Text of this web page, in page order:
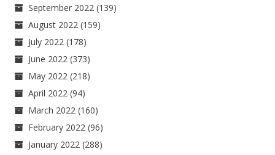
September 2022 (139)
August 2022 (159)
July 2022 (178)
June 2022 (373)
May 2022 (218)
April 2022 (94)
March 2022 (160)
February 2022 (96)
January 2022 (288)